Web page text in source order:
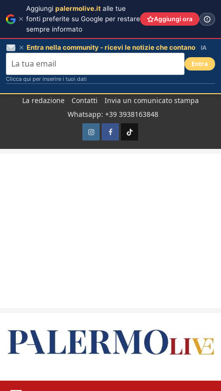
La redazione Contatti
Invia un comunicato stampa
Whatsapp: +39 3938163848
InstagramFacebook
TikTok
Aggiungi palermolive.it alle tue
fonti preferite su Google per restare
sempre informato
Aggiungi ora
Entra nella community - ricevi le notizie che contano IA
Entra
Clicca qui per inserire i tuoi dati